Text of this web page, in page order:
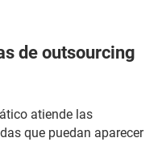
de outsourcing
atiende las
que puedan aparecer